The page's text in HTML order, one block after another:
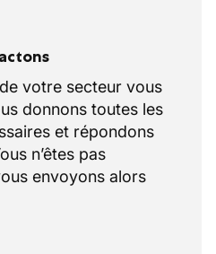
votre secteur vous
donnons toutes les
et répondons
n’êtes pas
envoyons alors